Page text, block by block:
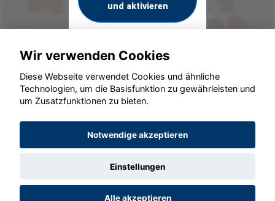
und aktivieren
© konjunkturmotor.de GmbH 2020 - 2026
Wir verwenden Cookies
Diese Webseite verwendet Cookies und ähnliche
Technologien, um die Basisfunktion zu gewährleisten und
um Zusatzfunktionen zu bieten.
Notwendige akzeptieren
Einstellungen
Alle akzeptieren